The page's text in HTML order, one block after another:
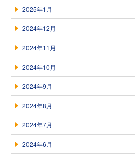
2025年1月
2024年12月
2024年11月
2024年10月
2024年9月
2024年8月
2024年7月
2024年6月